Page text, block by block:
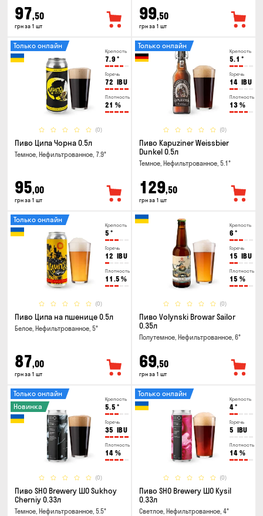
97,50
грн за 1 шт
99,50
грн за 1 шт
Крепость
7.9 °
Горечь
72 IBU
Плотность
21 %
(0)
Только онлайн
Пиво Ципа Чорна 0.5л
Темное, Нефильтрованное, 7.9°
95,00
грн за 1 шт
Крепость
5.1 °
Горечь
14 IBU
Плотность
13 %
(0)
Только онлайн
Пиво Kapuziner Weissbier
Dunkel 0.5л
Темное, Нефильтрованное, 5.1°
129,50
грн за 1 шт
Крепость
5 °
Горечь
12 IBU
Плотность
11.5 %
(0)
Только онлайн
Пиво Ципа на пшенице 0.5л
Белое, Нефильтрованное, 5°
87,00
грн за 1 шт
Крепость
6 °
Горечь
15 IBU
Плотность
15 %
(0)
Пиво Volynski Browar Sailor
0.35л
Полутемное, Нефильтрованное, 6°
69,50
грн за 1 шт
Крепость
5.5 °
Горечь
35 IBU
Плотность
14 %
(0)
Только онлайн
Новинка
Пиво SHO Brewery ШО Sukhoy
Cherniy 0.33л
Темное, Нефильтрованное, 5.5°
Крепость
4°
Горечь
5 IBU
Плотность
14 %
(0)
Только онлайн
Пиво SHO Brewery ШО Kysil
0.33л
Светлое, Нефильтрованное, 4°